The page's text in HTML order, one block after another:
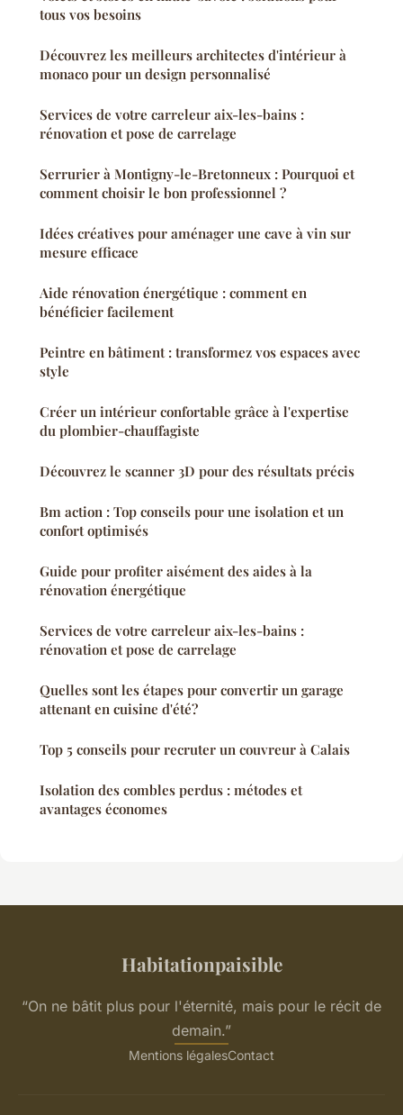
tous vos besoins
Découvrez les meilleurs architectes d'intérieur à
monaco pour un design personnalisé
Services de votre carreleur aix-les-bains :
rénovation et pose de carrelage
Serrurier à Montigny-le-Bretonneux : Pourquoi et
comment choisir le bon professionnel ?
Idées créatives pour aménager une cave à vin sur
mesure efficace
Aide rénovation énergétique : comment en
bénéficier facilement
Peintre en bâtiment : transformez vos espaces avec
style
Créer un intérieur confortable grâce à l'expertise
du plombier-chauffagiste
Découvrez le scanner 3D pour des résultats précis
Bm action : Top conseils pour une isolation et un
confort optimisés
Guide pour profiter aisément des aides à la
rénovation énergétique
Services de votre carreleur aix-les-bains :
rénovation et pose de carrelage
Quelles sont les étapes pour convertir un garage
attenant en cuisine d'été?
Top 5 conseils pour recruter un couvreur à Calais
Isolation des combles perdus : métodes et
avantages économes
Habitationpaisible
“On ne bâtit plus pour l'éternité, mais pour le récit de
demain.”
Mentions légalesContact